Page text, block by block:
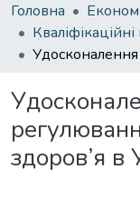
Головна
здоров’я в